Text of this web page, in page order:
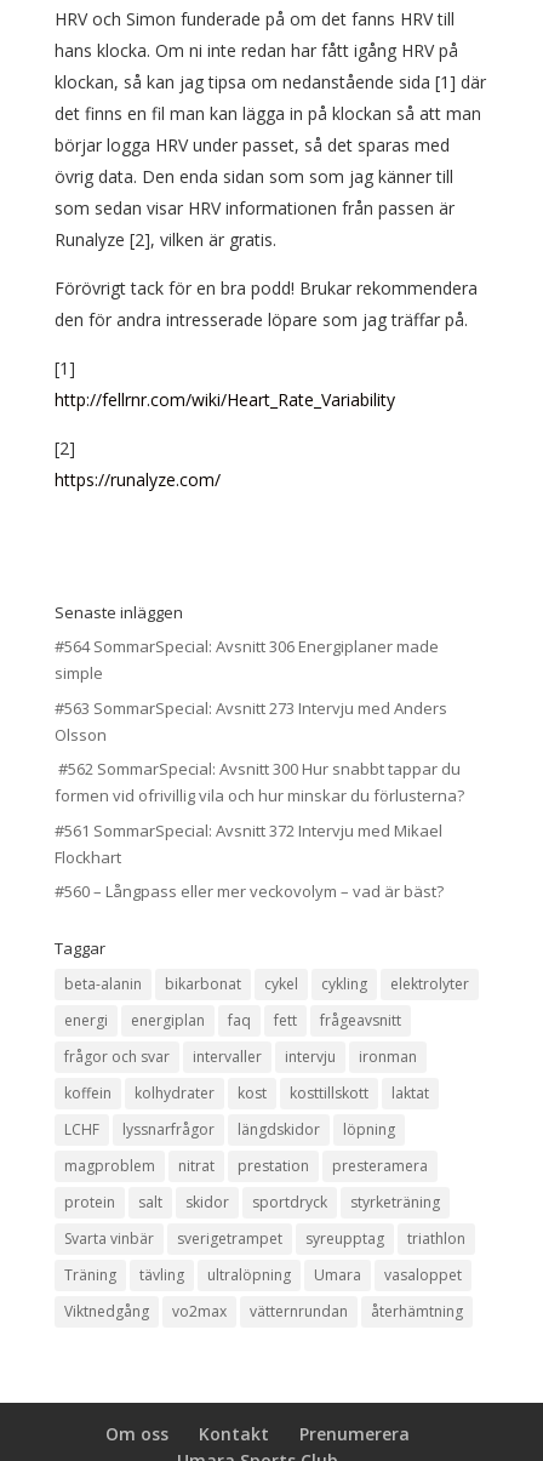
HRV och Simon funderade på om det fanns HRV till
hans klocka. Om ni inte redan har fått igång HRV på
klockan, så kan jag tipsa om nedanstående sida [1] där
det finns en fil man kan lägga in på klockan så att man
börjar logga HRV under passet, så det sparas med
övrig data. Den enda sidan som som jag känner till
som sedan visar HRV informationen från passen är
Runalyze [2], vilken är gratis.
Förövrigt tack för en bra podd! Brukar rekommendera
den för andra intresserade löpare som jag träffar på.
[1]
http://fellrnr.com/wiki/Heart_Rate_Variability
[2]
https://runalyze.com/
Senaste inläggen
#564 SommarSpecial: Avsnitt 306 Energiplaner made
simple
#563 SommarSpecial: Avsnitt 273 Intervju med Anders
Olsson
#562 SommarSpecial: Avsnitt 300 Hur snabbt tappar du
formen vid ofrivillig vila och hur minskar du förlusterna?
#561 SommarSpecial: Avsnitt 372 Intervju med Mikael
Flockhart
#560 – Långpass eller mer veckovolym – vad är bäst?
Taggar
beta-alanin bikarbonat cykel cykling
elektrolyter
energi
energiplan faq fett
frågeavsnitt
frågor och svar
intervaller intervju
ironman
koffein
kolhydrater kost kosttillskott
laktat
LCHF
lyssnarfrågor längdskidor
löpning
magproblem
nitrat prestation
presteramera
protein
salt skidor sportdryck
styrketräning
Svarta vinbär
sverigetrampet syreupptag
triathlon
Träning
tävling ultralöpning Umara
vasaloppet
Viktnedgång
vo2max vätternrundan återhämtning
Om oss Kontakt
Prenumerera